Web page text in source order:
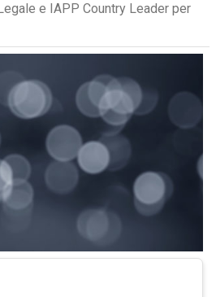
e IAPP Country Leader per